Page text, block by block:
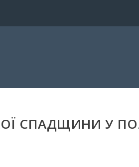
СПАДЩИНИ У